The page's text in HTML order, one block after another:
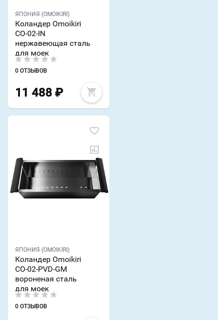
ЯПОНИЯ (OMOIKIRI)
Коландер Omoikiri
CO-02-IN
нержавеющая сталь
для моек
0 ОТЗЫВОВ
11 488 ₽
ЯПОНИЯ (OMOIKIRI)
Коландер Omoikiri
CO-02-PVD-GM
вороненая сталь
для моек
0 ОТЗЫВОВ